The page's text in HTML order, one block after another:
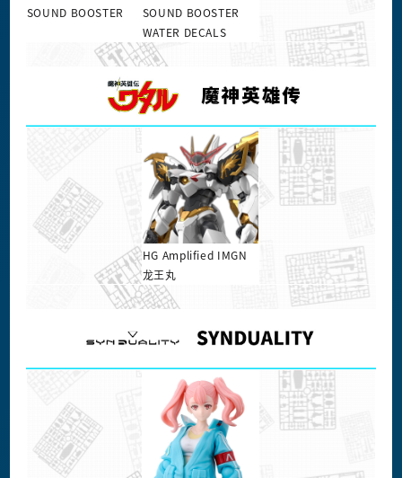
SOUND BOOSTER
SOUND BOOSTER
WATER DECALS
HG Amplified IMGN
龙王丸